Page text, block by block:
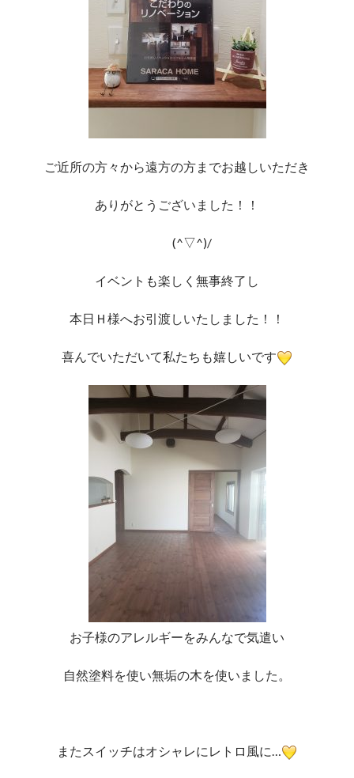
ご近所の方々から遠方の方までお越しいただき
ありがとうございました！！
(^▽^)/
イベントも楽しく無事終了し
本日Ｈ様へお引渡しいたしました！！
喜んでいただいて私たちも嬉しいです
お子様のアレルギーをみんなで気遣い
自然塗料を使い無垢の木を使いました。
またスイッチはオシャレにレトロ風に…